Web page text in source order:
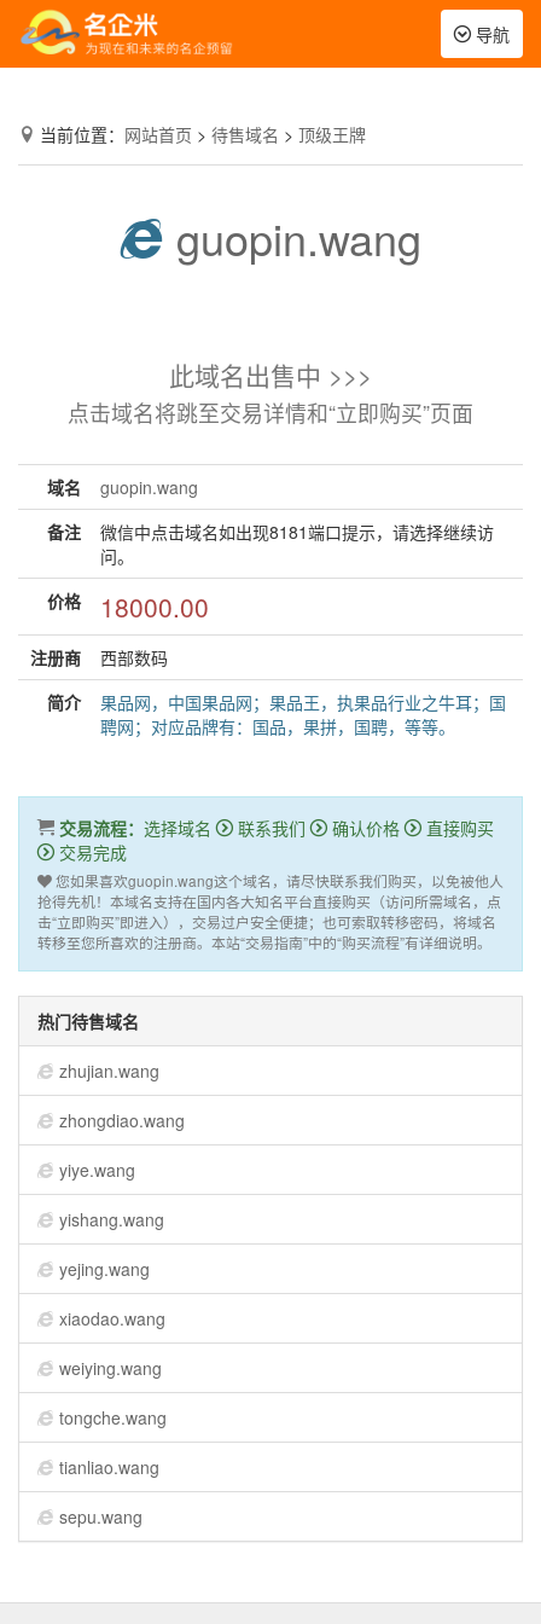
Toggle
navigation
导航
当前位置： 网站首页 > 待售域名 > 顶级王牌
guopin.wang
此域名出售中 >>>
点击域名将跳至交易详情和“立即购买”页面
域名
guopin.wang
备注
微信中点击域名如出现8181端口提示，请选择继续访
问。
价格
18000.00
注册商
西部数码
简介
果品网，中国果品网；果品王，执果品行业之牛耳；国
聘网；对应品牌有：国品，果拼，国聘，等等。
交易流程： 选择域名 联系我们 确认价格
直接购买
交易完成
您如果喜欢guopin.wang这个域名，请尽快联系我们购买，以免被他人
抢得先机！本域名支持在国内各大知名平台直接购买（访问所需域名，点
击“立即购买”即进入），交易过户安全便捷；也可索取转移密码，将域名
转移至您所喜欢的注册商。本站“交易指南”中的“购买流程”有详细说明。
热门待售域名
zhujian.wang
zhongdiao.wang
yiye.wang
yishang.wang
yejing.wang
xiaodao.wang
weiying.wang
tongche.wang
tianliao.wang
sepu.wang